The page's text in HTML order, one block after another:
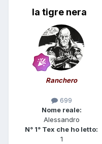
la tigre nera
Ranchero
699
Nome reale:
Alessandro
N° 1° Tex che ho letto:
1